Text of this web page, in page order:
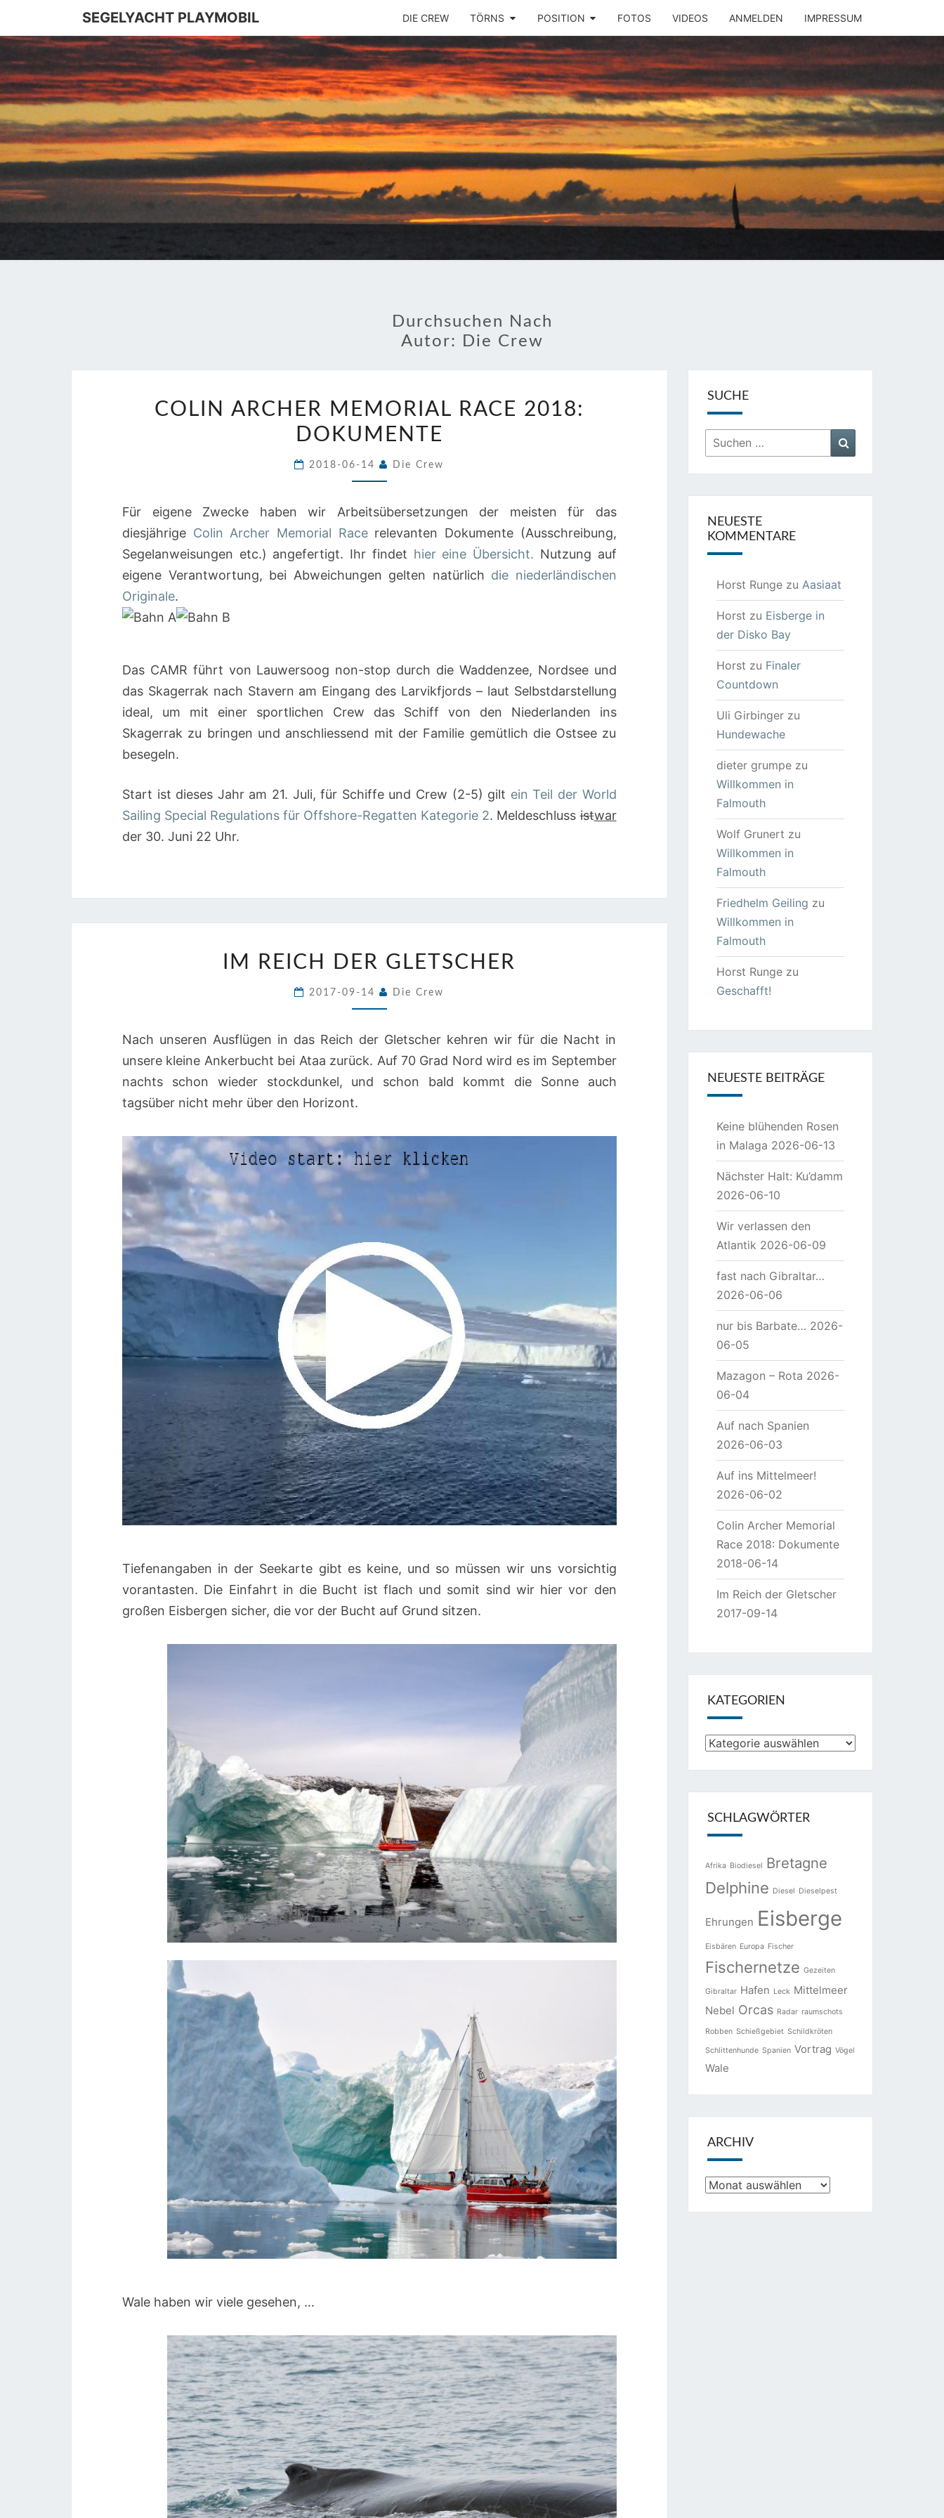
SEGELYACHT PLAYMOBIL DIE CREW TÖRNS POSITION FOTOS VIDEOS ANMELDEN IMPRESSUM
SEGELYACHT
PLAYMOBIL
Ins
Mittelmeer!
Durchsuchen Nach
Autor:
Die Crew
ARCHER
MEMORIAL
COLIN ARCHER MEMORIAL RACE 2018:
DOKUMENTE
2018-06-14 Die Crew
Für eigene Zwecke haben wir Arbeitsübersetzungen der meisten für das
diesjährige Colin Archer Memorial Racerelevanten Dokumente (Ausschreibung,
Segelanweisungen etc.) angefertigt. Ihr findet hier eine Übersicht. Nutzung auf
eigene Verantwortung, bei Abweichungen gelten natürlich die niederländischen
Originale.
Das CAMR führt von Lauwersoog non-stop durch die Waddenzee, Nordsee und
das Skagerrak nach Stavern am Eingang des Larvikfjords – laut Selbstdarstellung
ideal, um mit einer sportlichen Crew das Schiff von den Niederlanden ins
Skagerrak zu bringen und anschliessend mit der Familie gemütlich die Ostsee zu
besegeln.
Start ist dieses Jahr am 21. Juli, für Schiffe und Crew (2-5) gilt ein Teil der World
Sailing Special Regulations für Offshore-Regatten Kategorie 2. Meldeschlussistwar
der 30. Juni 22 Uhr.
REICH
DER
GLETSCHER
IM REICH DER GLETSCHER
2017-09-14 Die Crew
Nach unseren Ausflügen in das Reich der Gletscher kehren wir für die Nacht in
unsere kleine Ankerbucht bei Ataa zurück. Auf 70 Grad Nord wird es im September
nachts schon wieder stockdunkel, und schon bald kommt die Sonne auch
tagsüber nicht mehr über den Horizont.
Tiefenangaben in der Seekarte gibt es keine, und so müssen wir uns vorsichtig
vorantasten. Die Einfahrt in die Bucht ist flach und somit sind wir hier vor den
großen Eisbergen sicher, die vor der Bucht auf Grund sitzen.
Wale haben wir viele gesehen, …
SUCHE
Suchen
nach:
NEUESTE
KOMMENTARE
Horst Rungezu Aasiaat
Horst zu Eisberge in
der Disko Bay
Horst zu Finaler
Countdown
Uli Girbingerzu
Hundewache
dieter grumpezu
Willkommen in
Falmouth
Wolf Grunert zu
Willkommen in
Falmouth
Friedhelm Geiling zu
Willkommen in
Falmouth
Horst Rungezu
Geschafft!
NEUESTE BEITRÄGE
Keine blühenden Rosen
in Malaga 2026-06-13
Nächster Halt: Ku’damm
2026-06-10
Wir verlassen den
Atlantik 2026-06-09
fast nach Gibraltar…
2026-06-06
nur bis Barbate… 2026-
06-05
Mazagon – Rota 2026-
06-04
Auf nach Spanien
2026-06-03
Auf ins Mittelmeer!
2026-06-02
Colin Archer Memorial
Race 2018: Dokumente
2018-06-14
Im Reich der Gletscher
2017-09-14
KATEGORIEN
Kategorien
SCHLAGWÖRTER
Afrika Biodiesel Bretagne
Delphine Diesel Dieselpest
Ehrungen Eisberge
Eisbären Europa Fischer
Fischernetze Gezeiten
Gibraltar Hafen Leck Mittelmeer
Nebel Orcas Radar raumschots
Robben Schießgebiet Schildkröten
Schlittenhunde Spanien Vortrag Vögel
Wale
ARCHIV
Archiv